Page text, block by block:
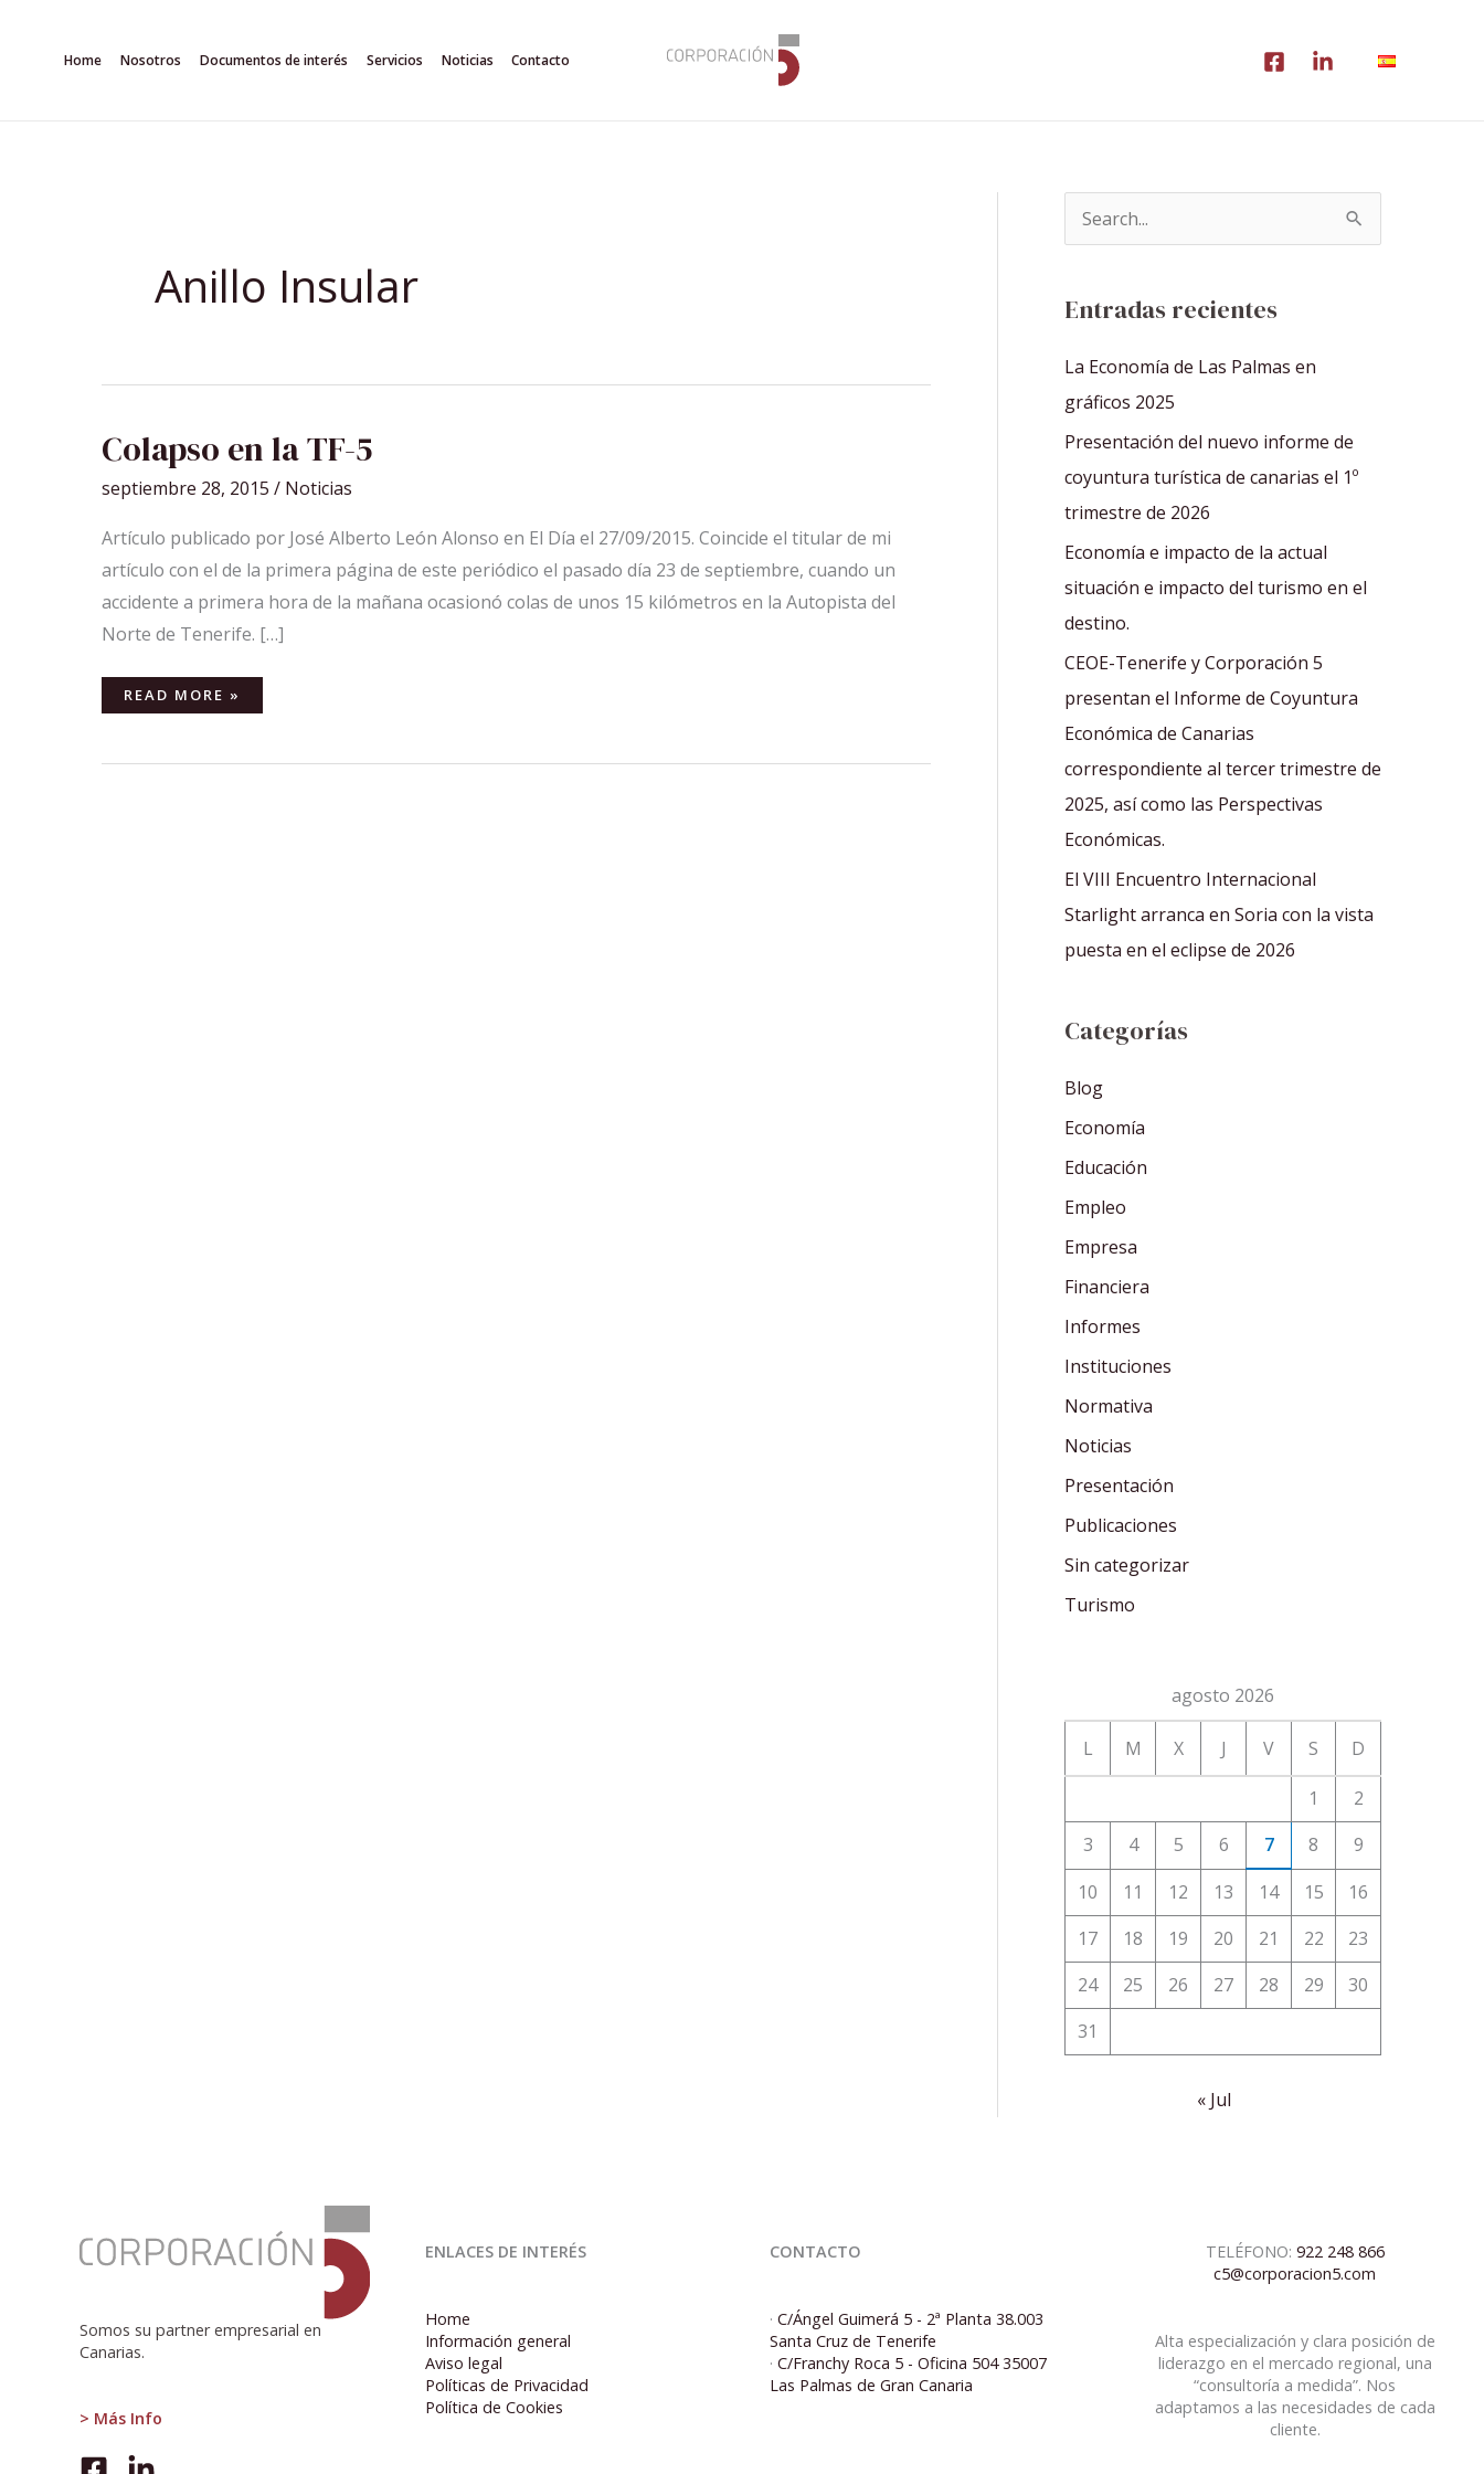
Home Nosotros Documentos de interés Servicios Noticias Contacto
Anillo Insular
Colapso en la TF-5
septiembre 28, 2015 / Noticias
Artículo publicado por José Alberto León Alonso en El Día el 27/09/2015. Coincide el titular de mi
artículo con el de la primera página de este periódico el pasado día 23 de septiembre, cuando un
accidente a primera hora de la mañana ocasionó colas de unos 15 kilómetros en la Autopista del
Norte de Tenerife. […]
COLAPSO
EN
LA
TF-
5
READ MORE »
a
r
p
o
r
:
Entradas recientes
La Economía de Las Palmas en
gráficos 2025
Presentación del nuevo informe de
coyuntura turística de canarias el 1º
trimestre de 2026
Economía e impacto de la actual
situación e impacto del turismo en el
destino.
CEOE-Tenerife y Corporación 5
presentan el Informe de Coyuntura
Económica de Canarias
correspondiente al tercer trimestre de
2025, así como las Perspectivas
Económicas.
El VIII Encuentro Internacional
Starlight arranca en Soria con la vista
puesta en el eclipse de 2026
Categorías
Blog
Economía
Educación
Empleo
Empresa
Financiera
Informes
Instituciones
Normativa
Noticias
Presentación
Publicaciones
Sin categorizar
Turismo
agosto 2026
L M X J V S D
1
2
3
4 5 6 7 8
9
10
11 12 13 14 15
16
17
18 19 20 21 22
23
24
25 26 27 28 29
30
31
« Jul
Somos su partner empresarial en
Canarias.
> Más Info
Colapso
en
5
ENLACES DE INTERÉS
Home
Información general
Aviso legal
Políticas de Privacidad
Política de Cookies
CONTACTO
· C/Ángel Guimerá 5 - 2ª Planta 38.003
Santa Cruz de Tenerife
· C/Franchy Roca 5 - Oficina 504 35007
Las Palmas de Gran Canaria
TELÉFONO: 922 248 866
c5@corporacion5.com
Alta especialización y clara posición de
liderazgo en el mercado regional, una
“consultoría a medida”. Nos
adaptamos a las necesidades de cada
cliente.